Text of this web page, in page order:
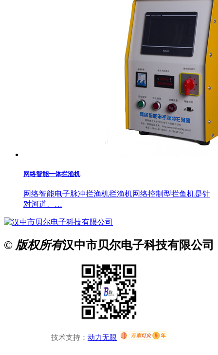
网络智能一体拦渔机
网络智能电子脉冲拦渔机拦渔机网络控制型拦鱼机是针
对河道、…
© 版权所有汉中市贝尔电子科技有限公司
技术支持： 动力无限